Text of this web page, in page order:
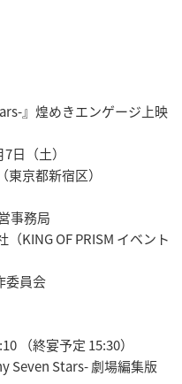
』煌めきエンゲージ上映
日（土）
京都新宿区）
事務局
KING OF PRISM イベント
委員会
（終宴予定 15:30）
Seven Stars- 劇場編集版